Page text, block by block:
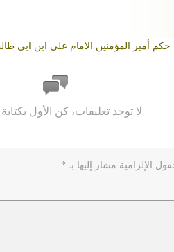
حكم أمير المؤمنين الامام علي ابن ابي
لا توجد تعليقات، كن الأول
الإلزامية مشار إليها بـ *